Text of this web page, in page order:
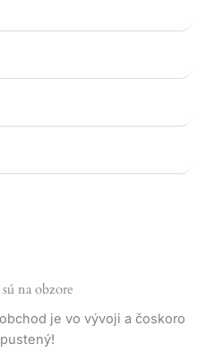
na obzore
je vo vývoji a čoskoro